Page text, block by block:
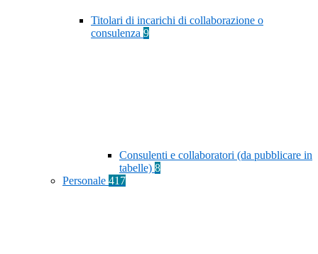
Titolari di incarichi di collaborazione o
consulenza 9
Consulenti e collaboratori (da pubblicare in
tabelle) 8
Personale 417